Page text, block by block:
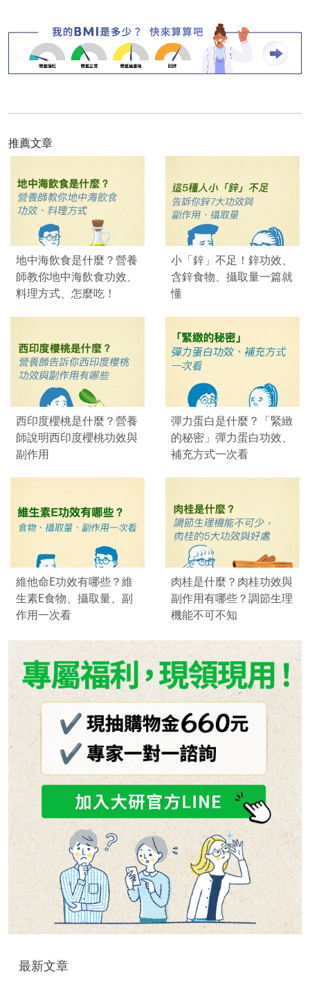
推薦文章
地中海飲食是什麼？營養
師教你地中海飲食功效、
料理方式、怎麼吃！
小「鋅」不足！鋅功效、
含鋅食物、攝取量一篇就
懂
西印度櫻桃是什麼？營養
師說明西印度櫻桃功效與
副作用
彈力蛋白是什麼？「緊緻
的秘密」彈力蛋白功效、
補充方式一次看
維他命E功效有哪些？維
生素E食物、攝取量、副
作用一次看
肉桂是什麼？肉桂功效與
副作用有哪些？調節生理
機能不可不知
最新文章